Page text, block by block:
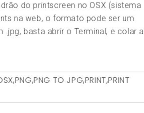
do printscreen no OSX (sistema
na web, o formato pode ser um
basta abrir o Terminal, e colar a
,PNG,PNG TO JPG,PRINT,PRINT